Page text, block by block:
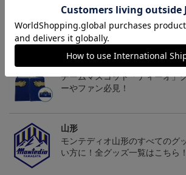
d）
トピックス
チームマスコット「ディーオ」
ーやファン必見！
山形
モンテディオ山形のすべてのグ
い方に！全グッズ一覧はこちら！